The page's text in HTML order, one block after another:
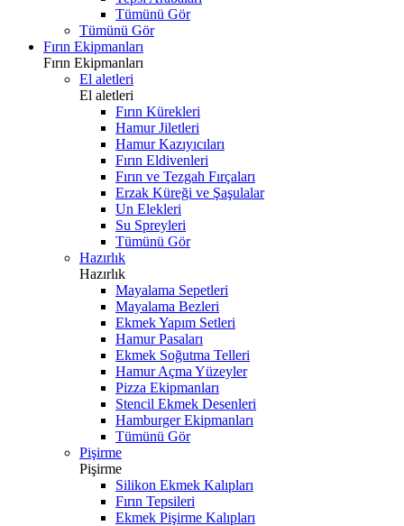
Tümünü Gör
Tümünü Gör
Fırın Ekipmanları
Fırın Ekipmanları
El aletleri
El aletleri
Fırın Kürekleri
Hamur Jiletleri
Hamur Kazıyıcıları
Fırın Eldivenleri
Fırın ve Tezgah Fırçaları
Erzak Küreği ve Şaşulalar
Un Elekleri
Su Spreyleri
Tümünü Gör
Hazırlık
Hazırlık
Mayalama Sepetleri
Mayalama Bezleri
Ekmek Yapım Setleri
Hamur Pasaları
Ekmek Soğutma Telleri
Hamur Açma Yüzeyler
Pizza Ekipmanları
Stencil Ekmek Desenleri
Hamburger Ekipmanları
Tümünü Gör
Pişirme
Pişirme
Silikon Ekmek Kalıpları
Fırın Tepsileri
Ekmek Pişirme Kalıpları